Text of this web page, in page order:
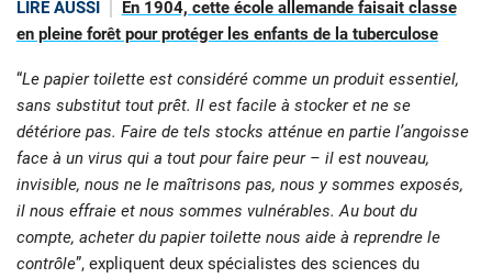
LIRE AUSSI
En 1904, cette école allemande faisait classe
en pleine forêt pour protéger les enfants de la tuberculose
“Le papier toilette est considéré comme un produit essentiel,
sans substitut tout prêt. Il est facile à stocker et ne se
détériore pas. Faire de tels stocks atténue en partie l’angoisse
face à un virus qui a tout pour faire peur – il est nouveau,
invisible, nous ne le maîtrisons pas, nous y sommes exposés,
il nous effraie et nous sommes vulnérables. Au bout du
compte, acheter du papier toilette nous aide à reprendre le
contrôle”, expliquent deux spécialistes des sciences du